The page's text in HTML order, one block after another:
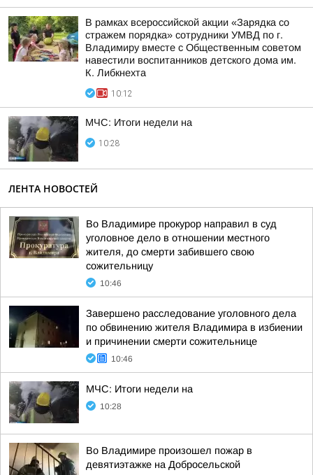
В рамках всероссийской акции «Зарядка со
стражем порядка» сотрудники УМВД по г.
Владимиру вместе с Общественным советом
навестили воспитанников детского дома им.
К. Либкнехта
10:12
МЧС: Итоги недели на
10:28
ЛЕНТА НОВОСТЕЙ
Во Владимире прокурор направил в суд
уголовное дело в отношении местного
жителя, до смерти забившего свою
сожительницу
10:46
Завершено расследование уголовного дела
по обвинению жителя Владимира в избиении
и причинении смерти сожительнице
10:46
МЧС: Итоги недели на
10:28
Во Владимире произошел пожар в
девятиэтажке на Добросельской